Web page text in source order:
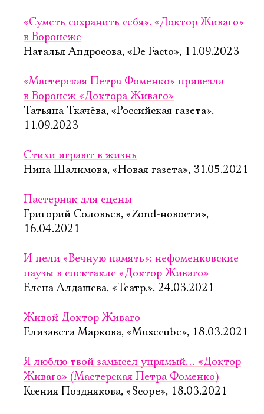
«Суметь сохранить себя». «Доктор Живаго»
в Воронеже
Наталья Андросова, «De Facto», 11.09.2023
«Мастерская Петра Фоменко» привезла
в Воронеж «Доктора Живаго»
Татьяна Ткачёва, «Российская газета»,
11.09.2023
Стихи играют в жизнь
Нина Шалимова, «Новая газета», 31.05.2021
Пастернак для сцены
Григорий Соловьев, «Zond-новости»,
16.04.2021
И пели «Вечную память»: нефоменковские
паузы в спектакле «Доктор Живаго»
Елена Алдашева, «Театр.», 24.03.2021
Живой Доктор Живаго
Елизавета Маркова, «Musecube», 18.03.2021
Я люблю твой замысел упрямый… «Доктор
Живаго» (Мастерская Петра Фоменко)
Ксения Позднякова, «Scope», 18.03.2021